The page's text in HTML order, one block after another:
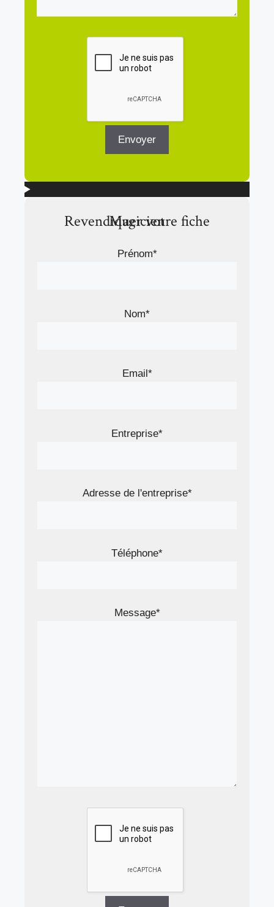
Revendiquer votre fiche Magicien
Prénom*
Nom*
Email*
Entreprise*
Adresse de l'entreprise*
Téléphone*
Message*